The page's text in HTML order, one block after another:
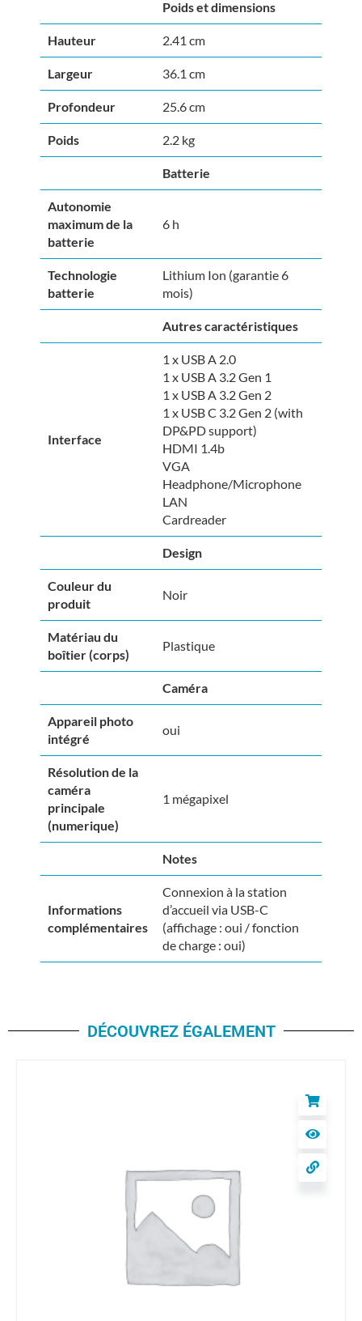
Poids et dimensions
Hauteur 2.41 cm
Largeur 36.1 cm
Profondeur 25.6 cm
Poids 2.2 kg
Batterie
Autonomie
maximum de la
batterie
6 h
Technologie
batterie
Lithium Ion (garantie 6
mois)
Autres caractéristiques
Interface
1 x USB A 2.0
1 x USB A 3.2 Gen 1
1 x USB A 3.2 Gen 2
1 x USB C 3.2 Gen 2 (with
DP&PD support)
HDMI 1.4b
VGA
Headphone/Microphone
LAN
Cardreader
Design
Couleur du
produit
Noir
Matériau du
boîtier (corps)
Plastique
Caméra
Appareil photo
intégré
oui
Résolution de la
caméra
principale
(numerique)
1 mégapixel
Notes
Informations
complémentaires
Connexion à la station
d’accueil via USB-C
(affichage : oui / fonction
de charge : oui)
DÉCOUVREZ ÉGALEMENT